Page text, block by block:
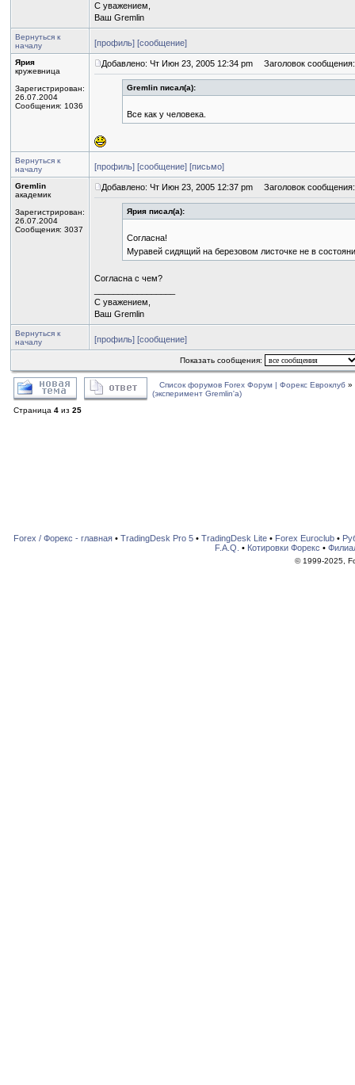
С уважением,
Ваш Gremlin
Вернуться к
началу
[профиль] [сообщение]
Ярия
кружевница
Зарегистрирован:
26.07.2004
Сообщения: 1036
Добавлено: Чт Июн 23, 2005 12:34 pm Заголовок сообщения:
Gremlin писал(а):
Все как у человека.
Вернуться к
началу
[профиль] [сообщение] [письмо]
Gremlin
академик
Зарегистрирован:
26.07.2004
Сообщения: 3037
Добавлено: Чт Июн 23, 2005 12:37 pm Заголовок сообщения:
Ярия писал(а):
Согласна!
Муравей сидящий на березовом листочке не в
Согласна с чем?
С уважением,
Ваш Gremlin
Вернуться к
началу
[профиль] [сообщение]
Показать сообщения:
Список форумов Forex Форум | Форекс Евроклуб »
(эксперимент Gremlin'a)
Страница 4 из 25
Forex / Форекс - главная• TradingDesk Pro 5• TradingDesk Lite• Forex Euroclub•
F.A.Q. • Котировки Форекс •
© 1999-2025,